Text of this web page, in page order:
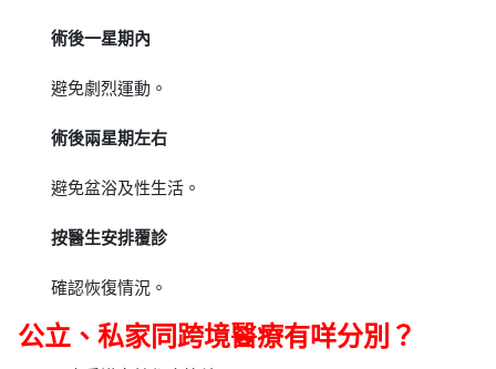
術後一星期內
避免劇烈運動。
術後兩星期左右
避免盆浴及性生活。
按醫生安排覆診
確認恢復情況。
公立、私家同跨境醫療有咩分別？